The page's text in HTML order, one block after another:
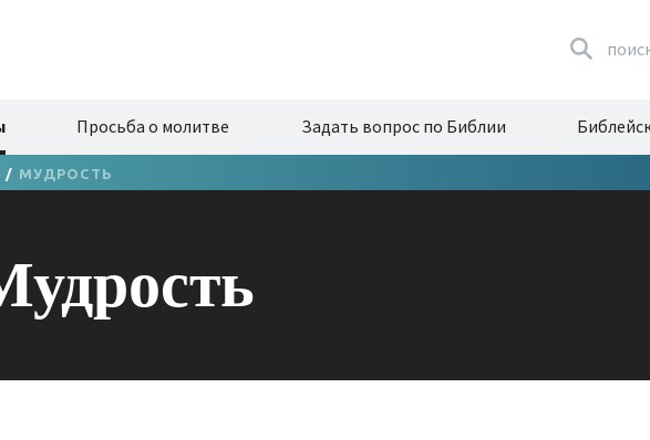
Просьба о молитве Задать вопрос по Библии
/ МУДРОСТЬ